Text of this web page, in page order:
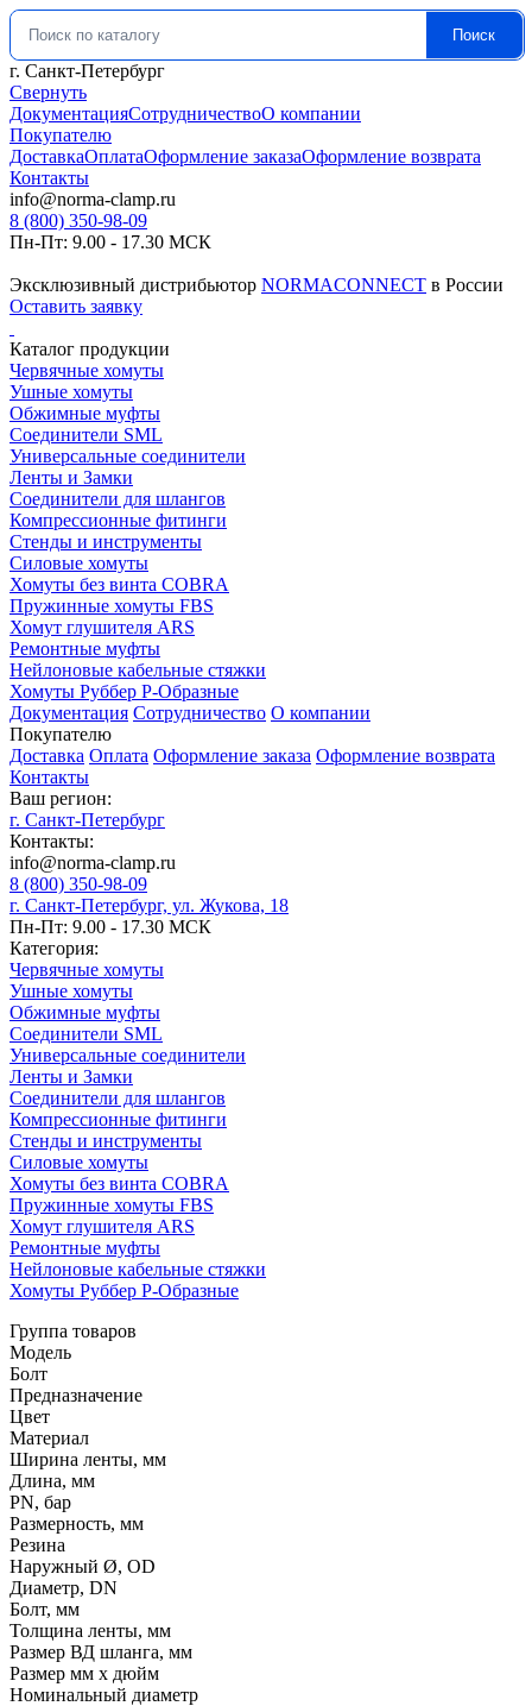
Искать: Поиск
г. Санкт-Петербург
Свернуть
ДокументацияСотрудничествоО компании
Покупателю
ДоставкаОплатаОформление заказаОформление возврата
Контакты
info@norma-clamp.ru
8 (800) 350-98-09
Пн-Пт: 9.00 - 17.30 МСК
Эксклюзивный дистрибьютор NORMACONNECT в России
Оставить заявку
Каталог продукции
Червячные хомуты
Ушные хомуты
Обжимные муфты
Соединители SML
Универсальные соединители
Ленты и Замки
Соединители для шлангов
Компрессионные фитинги
Стенды и инструменты
Силовые хомуты
Хомуты без винта COBRA
Пружинные хомуты FBS
Хомут глушителя ARS
Ремонтные муфты
Нейлоновые кабельные стяжки
Хомуты Руббер Р-Образные
Документация Сотрудничество О компании
Покупателю
Доставка Оплата Оформление заказа Оформление возврата
Контакты
Ваш регион:
г. Санкт-Петербург
Контакты:
info@norma-clamp.ru
8 (800) 350-98-09
г. Санкт-Петербург, ул. Жукова, 18
Пн-Пт: 9.00 - 17.30 МСК
Категория:
Червячные хомуты
Ушные хомуты
Обжимные муфты
Соединители SML
Универсальные соединители
Ленты и Замки
Соединители для шлангов
Компрессионные фитинги
Стенды и инструменты
Силовые хомуты
Хомуты без винта COBRA
Пружинные хомуты FBS
Хомут глушителя ARS
Ремонтные муфты
Нейлоновые кабельные стяжки
Хомуты Руббер Р-Образные
Группа товаров
Модель
Болт
Предназначение
Цвет
Материал
Ширина ленты, мм
Длина, мм
PN, бар
Размерность, мм
Резина
Наружный Ø, OD
Диаметр, DN
Болт, мм
Толщина ленты, мм
Размер ВД шланга, мм
Размер мм x дюйм
Номинальный диаметр